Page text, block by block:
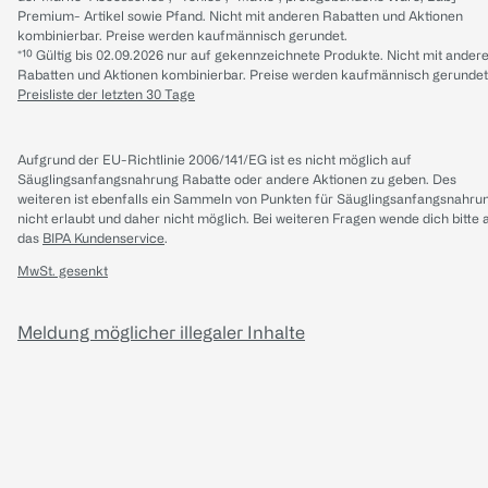
Premium- Artikel sowie Pfand. Nicht mit anderen Rabatten und Aktionen
kombinierbar. Preise werden kaufmännisch gerundet.
*¹⁰ Gültig bis 02.09.2026 nur auf gekennzeichnete Produkte. Nicht mit
Rabatten und Aktionen kombinierbar. Preise werden kaufmännisch
Preisliste der letzten 30 Tage
Aufgrund der EU-Richtlinie 2006/141/EG ist es nicht möglich auf
Säuglingsanfangsnahrung Rabatte oder andere Aktionen zu geben. Des
weiteren ist ebenfalls ein Sammeln von Punkten für
nicht erlaubt und daher nicht möglich. Bei weiteren Fragen wende dich bitte
das BIPA Kundenservice.
MwSt. gesenkt
Meldung möglicher illegaler Inhalte